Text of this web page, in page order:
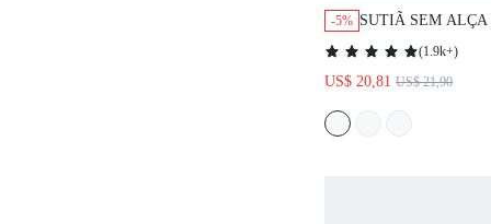
-5% SUTIÃ SEM ALÇA
SUSTENTAÇÃO
PLUS DREAM
COMO ROUPA
SUTIÃ PARA
(1.9k+)
US$ 20,81 US$ 21,90